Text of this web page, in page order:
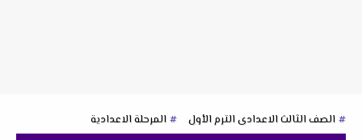
الصف الثالث الاعدادى الترم الأول المرحلة الاعدادية